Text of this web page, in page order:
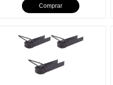
Comprar